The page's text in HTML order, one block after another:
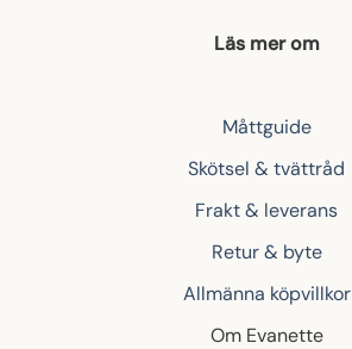
Läs mer om
Måttguide
Skötsel & tvättråd
Frakt & leverans
Retur & byte
Allmänna köpvillkor
Om Evanette